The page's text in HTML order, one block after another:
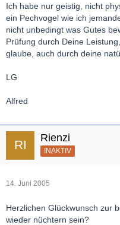
Ich habe nur geistig, nicht
ein Pechvogel wie ich
nicht unbedingt was Gutes
Prüfung durch Deine
glaube, auch durch deine
LG
Alfred
Rienzi
INAKTIV
14. Juni 2005
Herzlichen Glückwunsch zur
wieder nüchtern sein?